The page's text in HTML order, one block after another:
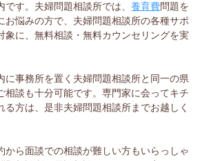
です。夫婦問題相談所では、養育費問題を
お悩みの方で、夫婦問題相談所の各種サポ
象に、無料相談・無料カウンセリングを実
に事務所を置く夫婦問題相談所と同一の県
相談も十分可能です。専門家に会ってキチ
る方は、是非夫婦問題相談所までお越しく
から面談での相談が難しい方もいらっしゃ